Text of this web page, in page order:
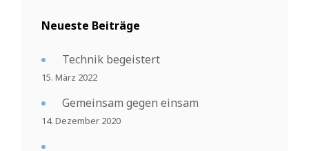
Neueste Beiträge
Technik begeistert
15. März 2022
Gemeinsam gegen einsam
14. Dezember 2020